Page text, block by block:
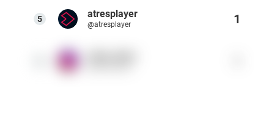
5 atresplayer
@atresplayer 1